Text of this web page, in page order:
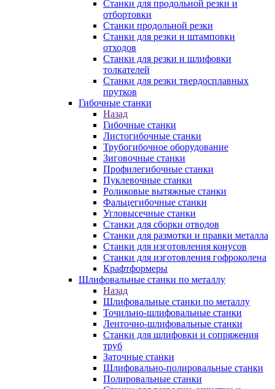
Станки для продольной резки и
отбортовки
Станки продольной резки
Станки для резки и штамповки
отходов
Станки для резки и шлифовки
толкателей
Станки для резки твердосплавных
прутков
Гибочные станки
Назад
Гибочные станки
Листогибочные станки
Трубогибочное оборудование
Зиговочные станки
Профилегибочные станки
Пуклевочные станки
Роликовые вытяжные станки
Фальцегибочные станки
Угловысечные станки
Станки для сборки отводов
Станки для размотки и правки металла
Станки для изготовления конусов
Станки для изготовления гофроколена
Крафтформеры
Шлифовальные станки по металлу
Назад
Шлифовальные станки по металлу
Точильно-шлифовальные станки
Ленточно-шлифовальные станки
Станки для шлифовки и сопряжения
труб
Заточные станки
Шлифовально-полировальные станки
Полировальные станки